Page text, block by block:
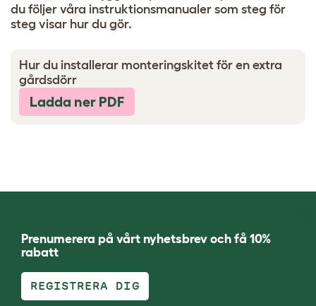
du följer våra instruktionsmanualer som steg för
steg visar hur du gör.
Hur du installerar monteringskitet för en extra
gårdsdörr
Ladda ner PDF
Prenumerera på vårt nyhetsbrev och få 10%
rabatt
REGISTRERA DIG